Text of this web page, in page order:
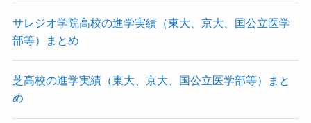
サレジオ学院高校の進学実績（東大、京大、国公立医学
部等）まとめ
芝高校の進学実績（東大、京大、国公立医学部等）まと
め